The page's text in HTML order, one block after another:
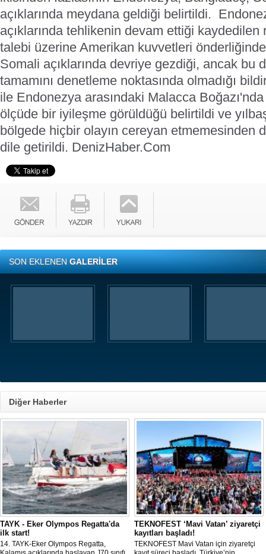
açıklarında meydana geldiği belirtildi.
açıklarında tehlikenin devam ettiği
talebi üzerine Amerikan kuvvetleri
Somali açıklarında devriye gezdiği, ancak bu
tamamını denetleme noktasında olmadığı
ile Endonezya arasındaki Malacca
ölçüde bir iyileşme görüldüğü belirtildi ve
bölgede hiçbir olayın cereyan etmemesinden
dile getirildi. DenizHaber.Com
SON EKLENENGALERİLER
Diğer Haberler
TAYK - Eker Olympos Regatta'da
ilk start!
14. TAYK-Eker Olympos Regatta,
TEKNOFEST ‘Mavi Vatan’ ziyaretçi
kayıtları başladı!
TEKNOFEST Mavi Vatan için ziyaretçi